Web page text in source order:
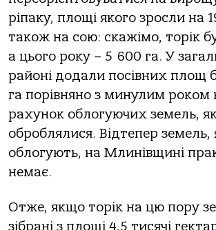
ріпаку, площі якого зросли на
також на сою: скажімо, торік
а цього року – 5 600 га. У
районі додали посівних площ
га порівняно з минулим
рахунок облогуючих земель,
оброблялися. Відтепер земель,
облогують, на Млинівщині
немає.
Отже, якщо торік на цю пору
зібрані з площі 4,5 тисячі